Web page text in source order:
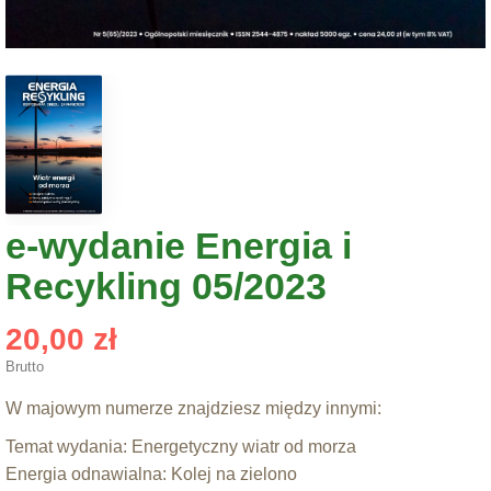
e-wydanie Energia i
Recykling 05/2023
20,00 zł
Brutto
W majowym numerze znajdziesz między innymi:
Temat wydania: Energetyczny wiatr od morza
Energia odnawialna: Kolej na zielono